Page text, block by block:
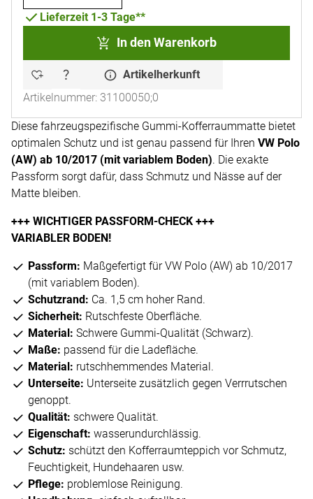
Lieferzeit 1-3 Tage**
In den Warenkorb
Artikelherkunft
Artikelnummer: 31100050;0
Diese fahrzeugspezifische Gummi-Kofferraummatte bietet
optimalen Schutz und ist genau passend für Ihren VW Polo
(AW) ab 10/2017 (mit variablem Boden). Die exakte
Passform sorgt dafür, dass Schmutz und Nässe auf der
Matte bleiben.
+++ WICHTIGER PASSFORM-CHECK +++
VARIABLER BODEN!
Passform: Maßgefertigt für VW Polo (AW) ab 10/2017
(mit variablem Boden).
Schutzrand: Ca. 1,5 cm hoher Rand.
Sicherheit: Rutschfeste Oberfläche.
Material: Schwere Gummi-Qualität (Schwarz).
Maße: passend für die Ladefläche.
Material: rutschhemmendes Material.
Unterseite: Unterseite zusätzlich gegen Verrrutschen
genoppt.
Qualität: schwere Qualität.
Eigenschaft: wasserundurchlässig.
Schutz: schützt den Kofferraumteppich vor Schmutz,
Feuchtigkeit, Hundehaaren usw.
Pflege: problemlose Reinigung.